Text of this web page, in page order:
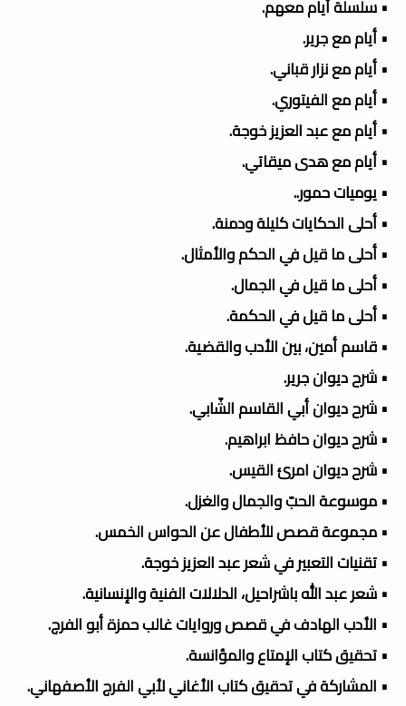
• سلسلة أيام معهم.
• أيام مع جرير.
• أيام مع نزار قباني.
• أيام مع الفيتوري.
• أيام مع عبد العزيز خوجة.
• أيام مع هدى ميقاتي.
• يوميات حمور..
• أحلى الحكايات كليلة ودمنة.
• أحلى ما قيل في الحكم والأمثال.
• أحلى ما قيل في الجمال.
• أحلى ما قيل في الحكمة.
• قاسم أمين، بين الأدب والقضية.
• شرح ديوان جرير.
• شرح ديوان أبي القاسم الشّابي.
• شرح ديوان حافظ ابراهيم.
• شرح ديوان امرئ القيس.
• موسوعة الحبّ والجمال والغزل.
• مجموعة قصص للأطفال عن الحواس الخمس.
• تقنيات التعبير في شعر عبد العزيز خوجة.
• شعر عبد الله باشراحيل، الدلالات الفنية والإنسانية.
• الأدب الهادف في قصص وروايات غالب حمزة أبو الفرج.
• تحقيق كتاب الإمتاع والمؤانسة.
• المشاركة في تحقيق كتاب الأغاني لأبي الفرج الأصفهاني.